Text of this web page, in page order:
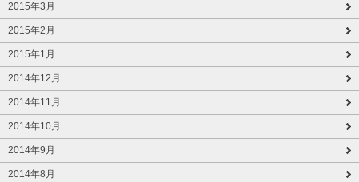
2015年3月
2015年2月
2015年1月
2014年12月
2014年11月
2014年10月
2014年9月
2014年8月